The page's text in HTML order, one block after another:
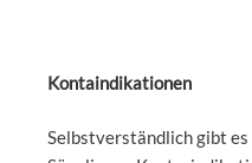
Kontaindikationen
Selbstverständlich gibt es